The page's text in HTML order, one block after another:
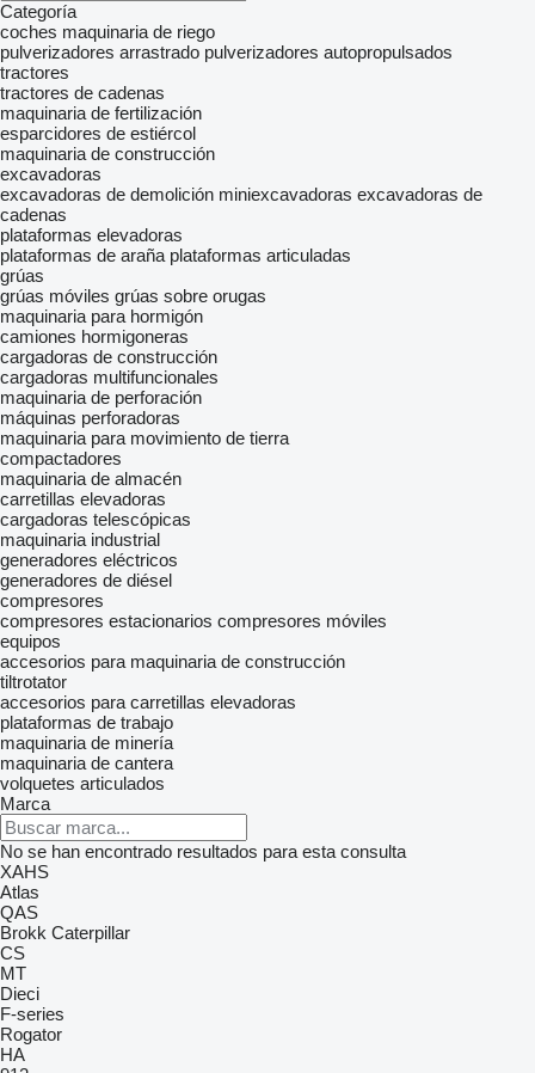
Categoría
coches maquinaria de riego
pulverizadores arrastrado pulverizadores autopropulsados
tractores
tractores de cadenas
maquinaria de fertilización
esparcidores de estiércol
maquinaria de construcción
excavadoras
excavadoras de demolición miniexcavadoras excavadoras de
cadenas
plataformas elevadoras
plataformas de araña plataformas articuladas
grúas
grúas móviles grúas sobre orugas
maquinaria para hormigón
camiones hormigoneras
cargadoras de construcción
cargadoras multifuncionales
maquinaria de perforación
máquinas perforadoras
maquinaria para movimiento de tierra
compactadores
maquinaria de almacén
carretillas elevadoras
cargadoras telescópicas
maquinaria industrial
generadores eléctricos
generadores de diésel
compresores
compresores estacionarios compresores móviles
equipos
accesorios para maquinaria de construcción
tiltrotator
accesorios para carretillas elevadoras
plataformas de trabajo
maquinaria de minería
maquinaria de cantera
volquetes articulados
Marca
No se han encontrado resultados para esta consulta
XAHS
Atlas
QAS
Brokk Caterpillar
CS
MT
Dieci
F-series
Rogator
HA